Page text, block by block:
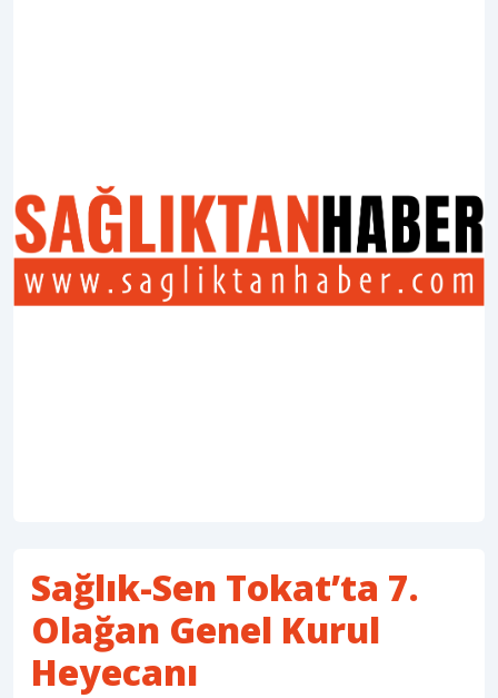
Sağlık-Sen Tokat’ta 7.
Olağan Genel Kurul
Heyecanı